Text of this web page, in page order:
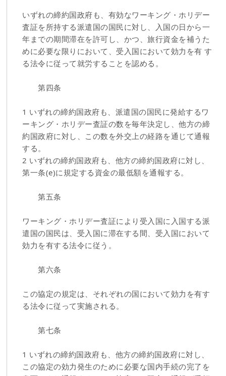
いずれの締約国政府も、有効なワーキング・ホリデー
査証を所持する派遣国の国民に対し、入国の日から一
年までの期間滞在を許可し、かつ、旅行資金を補うた
めに必要な限りにおいて、受入国において効力を有 す
る法令に従って就労することを認める。
第四条
1 いずれの締約国政府も、派遣国の国民に発給するワ
ーキング・ホリデー査証の数を毎年決定し、他方の締
約国政府に対し、この数を外交上の経路を通じて通報
する。
2 いずれの締約国政府も、他方の締約国政府に対し、
第一条(e)に規定する資金の最低額を通報する。
第五条
ワーキング・ホリデー査証により受入国に入国する派
遣国の国民は、受入国に滞在する間、受入国において
効力を有する法令に従う。
第六条
この協定の規定は、それぞれの国において効力を有す
る法令に従って実施される。
第七条
1 いずれの締約国政府も、他方の締約国政府に対し、
この協定の効力発生のために必要な国内手続の完了を